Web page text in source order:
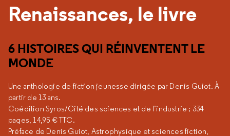
Renaissances, le livre
6 HISTOIRES QUI RÉINVENTENT LE
MONDE
Une anthologie de fiction jeunesse dirigée par Denis Guiot. À
partir de 13 ans.
Coédition Syros/Cité des sciences et de l’industrie ; 334
pages, 14,95 € TTC.
Préface de Denis Guiot, Astrophysique et sciences fiction,